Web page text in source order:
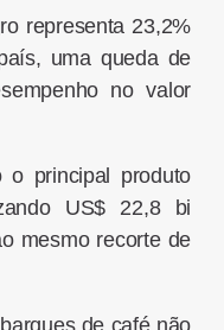
representa 23,2%
uma queda de
no valor
principal produto
US$ 22,8 bi
mesmo recorte de
de café não